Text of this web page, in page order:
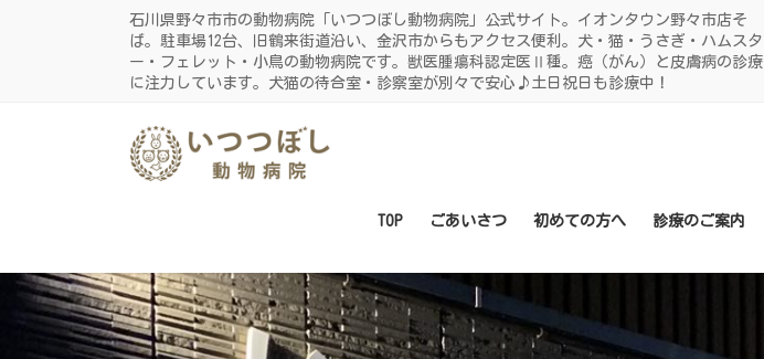
石川県野々市市の動物病院「いつつぼし動物病院」公式サイト。イオンタウン野々市店そ
ば。駐車場12台、旧鶴来街道沿い、金沢市からもアクセス便利。犬・猫・うさぎ・ハムスタ
ー・フェレット・小鳥の動物病院です。獣医腫瘍科認定医Ⅱ種。癌（がん）と皮膚病の診療
に注力しています。犬猫の待合室・診察室が別々で安心♪土日祝日も診療中！
TOP ごあいさつ 初めての方へ 診療のご案内